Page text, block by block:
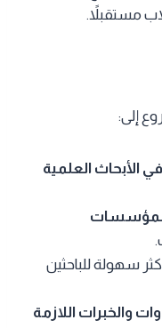
مستقبلاً.
الأبحاث العلمية
للمؤسسات
سهولة للباحثين
والخبرات اللازمة